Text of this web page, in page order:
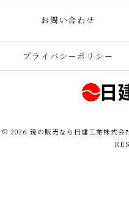
お問い合わせ
プライバシーポリシー
© 2026 鏡の販売なら日建工業株式